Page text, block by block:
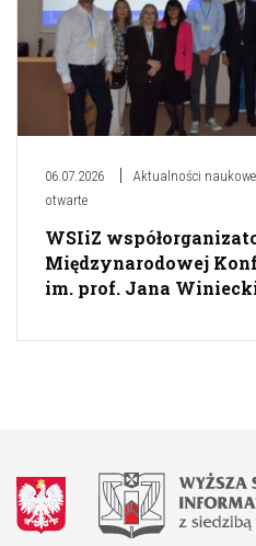
06.07.2026 Aktualności naukowe
otwarte
WSIiZ
Międzynarodowej
im. prof. Jana